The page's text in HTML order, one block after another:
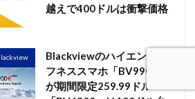
越えで400ドルは衝撃価格
Blackviewのハイエンドタ
フネススマホ「BV9900E」
が期間限定259.99ドル～